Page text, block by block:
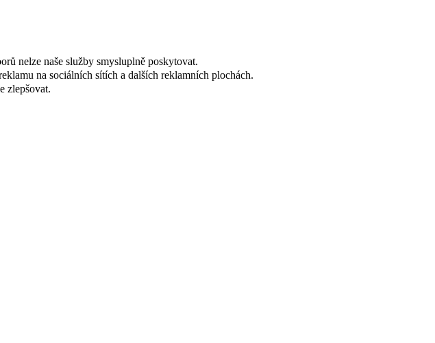
nelze naše služby smysluplně poskytovat.
na sociálních sítích a dalších reklamních plochách.
zlepšovat.